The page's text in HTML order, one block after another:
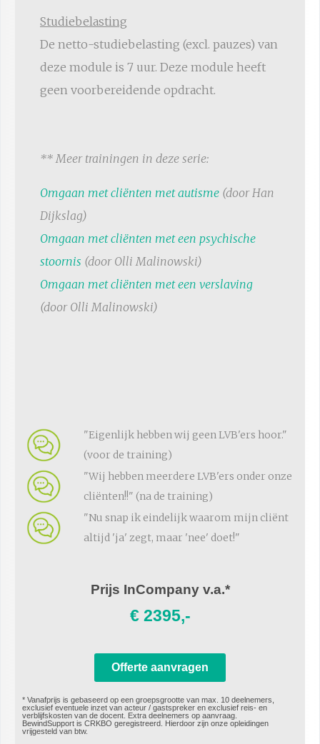
Studiebelasting
De netto-studiebelasting (excl. pauzes) van
deze module is 7 uur. Deze module heeft
geen voorbereidende opdracht.
** Meer trainingen in deze serie:
Omgaan met cliënten met autisme (door Han
Dijkslag)
Omgaan met cliënten met een psychische
stoornis (door Olli Malinowski)
Omgaan met cliënten met een verslaving
(door Olli Malinowski)
"Eigenlijk hebben wij geen LVB'ers hoor."
(voor de training)
"Wij hebben meerdere LVB'ers onder onze
cliënten!!" (na de training)
"Nu snap ik eindelijk waarom mijn cliënt
altijd 'ja' zegt, maar 'nee' doet!"
Prijs InCompany v.a.*
€ 2395,-
Offerte aanvragen
* Vanafprijs is gebaseerd op een groepsgrootte van max. 10 deelnemers,
exclusief eventuele inzet van acteur / gastspreker en exclusief reis- en
verblijfskosten van de docent. Extra deelnemers op aanvraag.​
BewindSupport is CRKBO geregistreerd. Hierdoor zijn onze opleidingen
vrijgesteld van btw.